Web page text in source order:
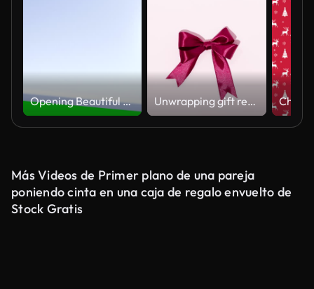
Opening Beautiful Gift Box With Ribbons and Big Bow. Five Videos in One Unwrapping gift revealing a green screen - Stop Motion Animation - Red ribbon with bow on pink background
Más Videos de Primer plano de una pareja
poniendo cinta en una caja de regalo envuelto de
Stock Gratis